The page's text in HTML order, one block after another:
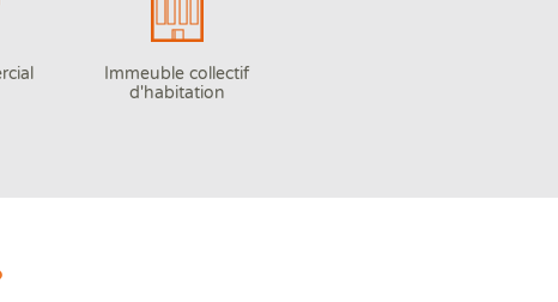
Immeuble collectif
d'habitation